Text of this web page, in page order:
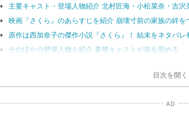
主要キャスト・登場人物紹介 北村匠海・小松菜奈・吉沢
映画『さくら』のあらすじを紹介 崩壊寸前の家族の絆を
原作は西加奈子の傑作小説『さくら』！ 結末をネタバレ
そのほかの登場人物を紹介 豪華キャストが脇を固める
目次を開く
AD